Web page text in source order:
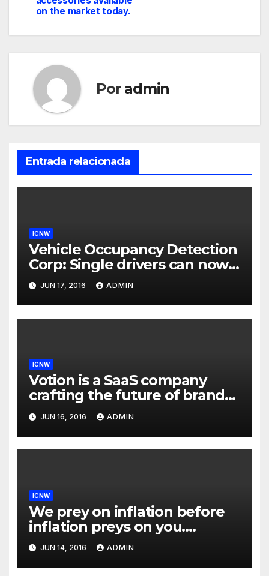
on the market today.
Por admin
Entrada relacionada
ICNW
Vehicle Occupancy Detection
Corp: Single drivers can now
drive in carpool lanes legally
using our technology
JUN 17, 2016 ADMIN
ICNW
Votion is a SaaS company
crafting the future of brand
to consumer relationships.
Our marketing platform
builds dialogs between
brands & consumers through
JUN 16, 2016 ADMIN
ICNW
We prey on inflation before
inflation preys on you.
Inflation is at 7-year highs;
investors are uncomfortably
aware of exposure to an
JUN 14, 2016 ADMIN